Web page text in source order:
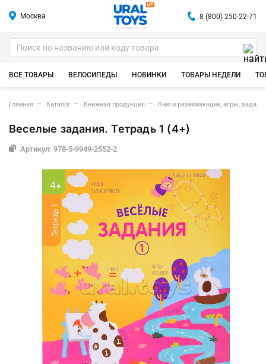
Москва
ИГРУШКИ ОПТОМ
8 (800) 250-22-71
ВСЕ ТОВАРЫ ВЕЛОСИПЕДЫ НОВИНКИ ТОВАРЫ НЕДЕЛИ
Главная Каталог Книжная продукция Книги развивающие, игры,
Веселые задания. Тетрадь 1 (4+)
Артикул: 978-5-9949-2552-2